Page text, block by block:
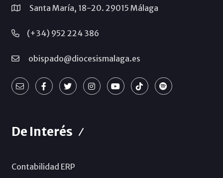
Santa María, 18-20. 29015 Málaga
(+34) 952 224 386
obispado@diocesismalaga.es
De Interés
Contabilidad ERP